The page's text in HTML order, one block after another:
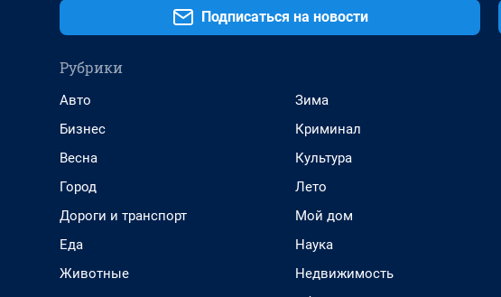
Подписаться на новости
Рубрики
Авто
Бизнес
Весна
Город
Дороги и транспорт
Еда
Животные
Зима
Криминал
Культура
Лето
Мой дом
Наука
Недвижимость